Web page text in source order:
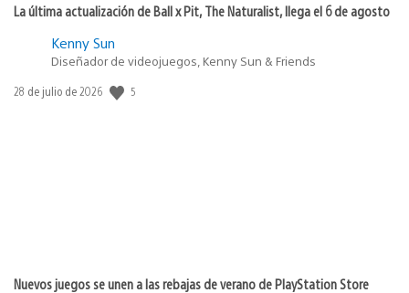
La última actualización de Ball x Pit, The Naturalist, llega el 6 de agosto
Kenny Sun
Diseñador de videojuegos, Kenny Sun & Friends
Fecha
28 de julio de 2026 5
Nuevos juegos se unen a las rebajas de verano de PlayStation Store